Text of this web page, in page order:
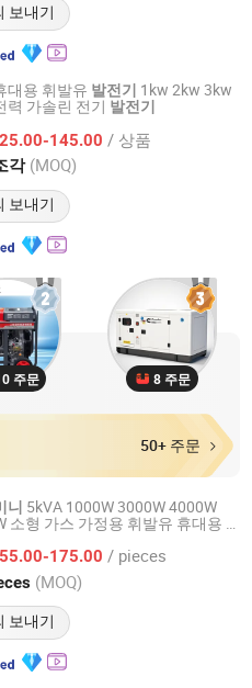
보내기
대용 휘발유 발전기
1kw 2kw 3kw
력 가솔린 전기 발전기
145.00 / 상품
각 (MOQ)
보내기
Co., Ltd
2025
주문 8 주문
50+ 주문
니 5kVA 1000W 3000W 4000W
소형 가스 가정용 휘발유 휴대용 전
175.00 / pieces
(MOQ)
보내기
Equipment Co.,
이후 2025